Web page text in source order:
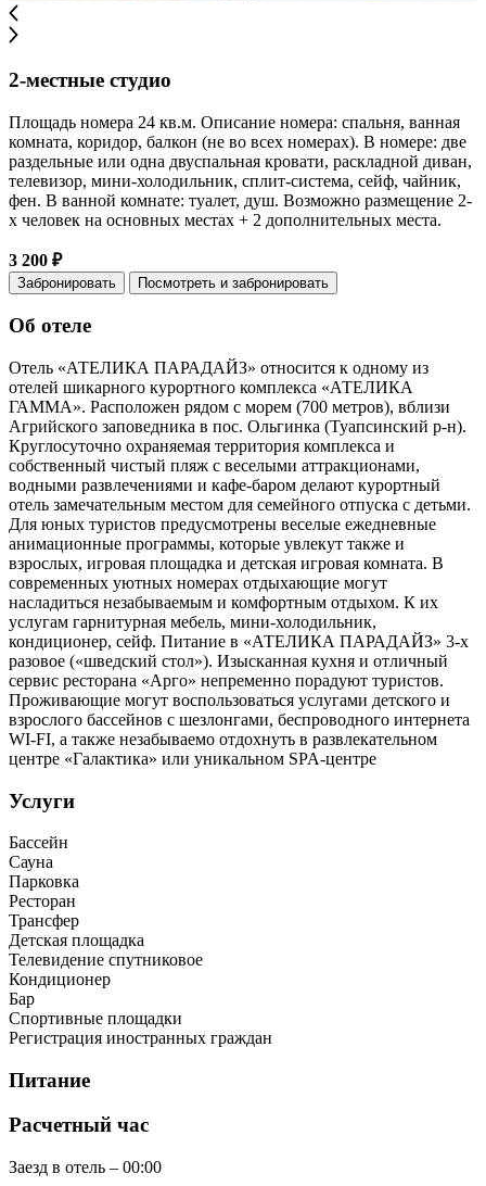
2-местные студио
Площадь номера 24 кв.м. Описание номера: спальня, ванная
комната, коридор, балкон (не во всех номерах). В номере: две
раздельные или одна двуспальная кровати, раскладной диван,
телевизор, мини-холодильник, сплит-система, сейф, чайник,
фен. В ванной комнате: туалет, душ. Возможно размещение 2-
х человек на основных местах + 2 дополнительных места.
3 200 ₽
Забронировать Посмотреть и забронировать
Об отеле
Отель «АТЕЛИКА ПАРАДАЙЗ» относится к одному из
отелей шикарного курортного комплекса «АТЕЛИКА
ГАММА». Расположен рядом с морем (700 метров), вблизи
Агрийского заповедника в пос. Ольгинка (Туапсинский р-н).
Круглосуточно охраняемая территория комплекса и
собственный чистый пляж с веселыми аттракционами,
водными развлечениями и кафе-баром делают курортный
отель замечательным местом для семейного отпуска с детьми.
Для юных туристов предусмотрены веселые ежедневные
анимационные программы, которые увлекут также и
взрослых, игровая площадка и детская игровая комната. В
современных уютных номерах отдыхающие могут
насладиться незабываемым и комфортным отдыхом. К их
услугам гарнитурная мебель, мини-холодильник,
кондиционер, сейф. Питание в «АТЕЛИКА ПАРАДАЙЗ» 3-х
разовое («шведский стол»). Изысканная кухня и отличный
сервис ресторана «Арго» непременно порадуют туристов.
Проживающие могут воспользоваться услугами детского и
взрослого бассейнов с шезлонгами, беспроводного интернета
WI-FI, а также незабываемо отдохнуть в развлекательном
центре «Галактика» или уникальном SPA-центре
Услуги
Бассейн
Сауна
Парковка
Ресторан
Трансфер
Детская площадка
Телевидение спутниковое
Кондиционер
Бар
Спортивные площадки
Регистрация иностранных граждан
Питание
Расчетный час
Заезд в отель – 00:00